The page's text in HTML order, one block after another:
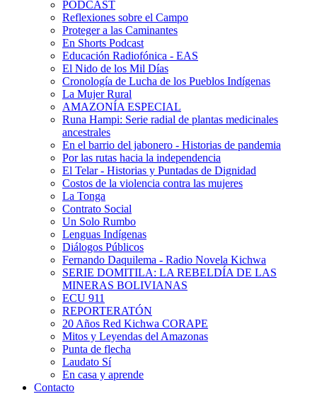
PODCAST
Reflexiones sobre el Campo
Proteger a las Caminantes
En Shorts Podcast
Educación Radiofónica - EAS
El Nido de los Mil Días
Cronología de Lucha de los Pueblos Indígenas
La Mujer Rural
AMAZONÍA ESPECIAL
Runa Hampi: Serie radial de plantas medicinales
ancestrales
En el barrio del jabonero - Historias de pandemia
Por las rutas hacia la independencia
El Telar - Historias y Puntadas de Dignidad
Costos de la violencia contra las mujeres
La Tonga
Contrato Social
Un Solo Rumbo
Lenguas Indígenas
Diálogos Públicos
Fernando Daquilema - Radio Novela Kichwa
SERIE DOMITILA: LA REBELDÍA DE LAS
MINERAS BOLIVIANAS
ECU 911
REPORTERATÓN
20 Años Red Kichwa CORAPE
Mitos y Leyendas del Amazonas
Punta de flecha
Laudato Sí
En casa y aprende
Contacto